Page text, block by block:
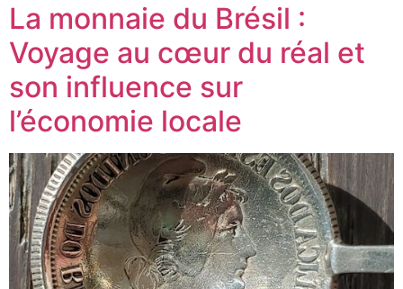
La monnaie du Brésil :
Voyage au cœur du réal et
son influence sur
l’économie locale